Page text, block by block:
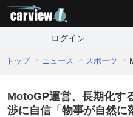
ログイン
トップ ニュース スポーツ
MotoGP運営、長期化す
渉に自信「物事が自然に